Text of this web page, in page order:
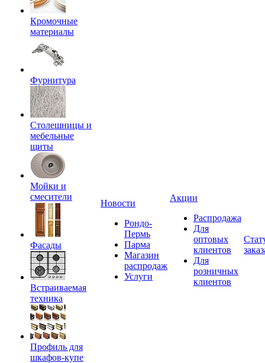
Кромочные
материалы
Фурнитура
Столешницы и
мебельные
щиты
Мойки и
смесители
Фасады
Встраиваемая
техника
Профиль для
шкафов-купе
Новости
Рондо-
Пермь
Парма
Магазин
распродаж
Услуги
Акции
Распродажа
Для
оптовых
клиентов
Для
розничных
клиентов